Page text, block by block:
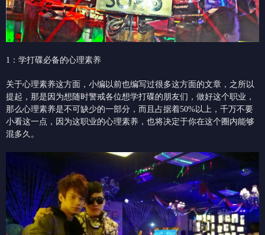
1：学打碟必备的心理素养
关于心理素养这方面，小编以前也编写过很多这方面的文章，之所以
提起，那是因为想随时警戒各位想学打碟的朋友们，做好这个职业，
那么心理素养是不可缺少的一部分，而且占据着50%以上，千万不要
小看这一点，因为这职业的心理素养，也将决定于你在这个圈内能够
混多久。